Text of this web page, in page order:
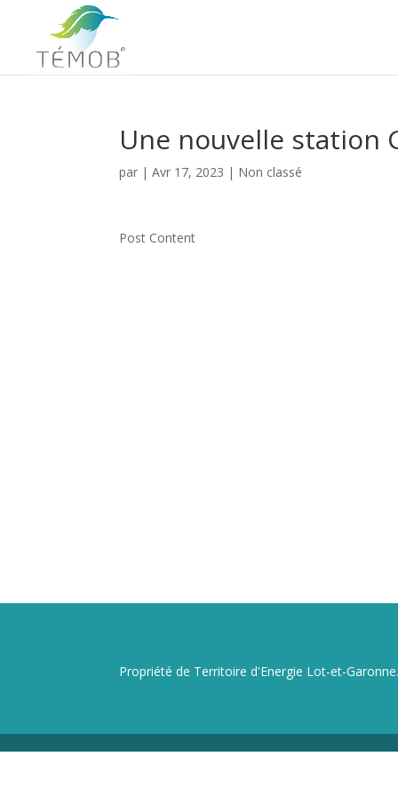
Une nouvelle station
par |Avr 17, 2023 | Non classé
Post Content
Propriété de Territoire d'Energie Lot-et-